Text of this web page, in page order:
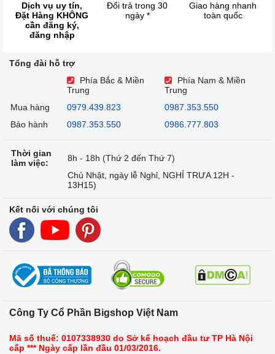
Dịch vụ uy tín,
Đặt Hàng KHÔNG
cần đăng ký,
đăng nhập
Đổi trả trong 30
ngày *
Giao hàng nhanh
toàn quốc
Tổng đài hỗ trợ
Phía Bắc & Miền
Trung
Phía Nam & Miền
Trung
Mua hàng
0979.439.823
0987.353.550
Bảo hành
0987.353.550 0986.777.803
Thời gian
làm việc:
8h - 18h (Thứ 2 đến Thứ 7)
Chủ Nhật, ngày lễ Nghỉ, NGHỈ TRƯA 12H -
13H15)
Kết nối với chúng tôi
Công Ty Cổ Phần Bigshop Việt Nam
Mã số thuế: 0107338930 do Sở kế hoạch đầu tư TP Hà Nội
cấp *** Ngày cấp lần đầu 01/03/2016.